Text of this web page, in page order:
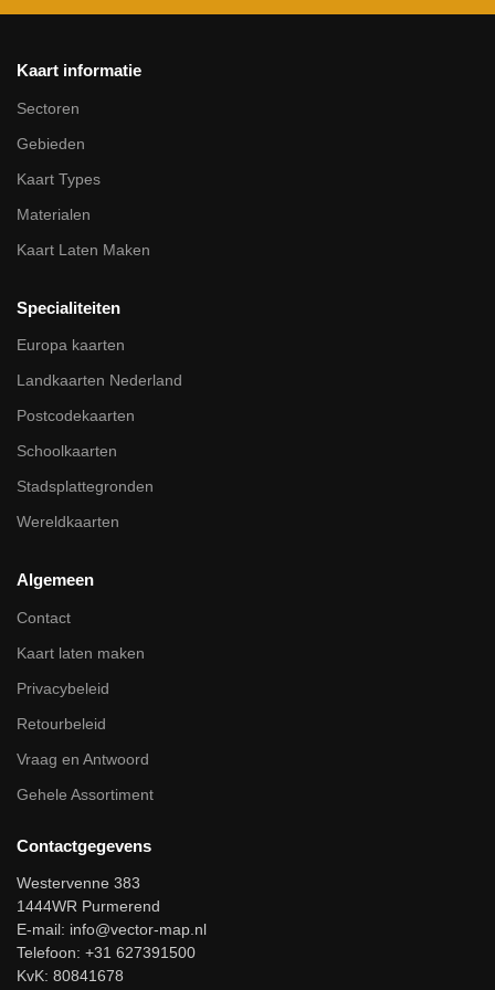
Kaart informatie
Sectoren
Gebieden
Kaart Types
Materialen
Kaart Laten Maken
Specialiteiten
Europa kaarten
Landkaarten Nederland
Postcodekaarten
Schoolkaarten
Stadsplattegronden
Wereldkaarten
Algemeen
Contact
Kaart laten maken
Privacybeleid
Retourbeleid
Vraag en Antwoord
Gehele Assortiment
Contactgegevens
Westervenne 383
1444WR Purmerend
E-mail: info@vector-map.nl
Telefoon: +31 627391500
KvK: 80841678